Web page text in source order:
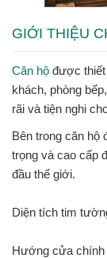
GIỚI THIỆU
Căn hộ được thiết
khách, phòng
rãi và tiện nghi
Bên trong căn hộ
trọng và cao cấp
đầu thế giới.
Diện tích tim
Hướng cửa